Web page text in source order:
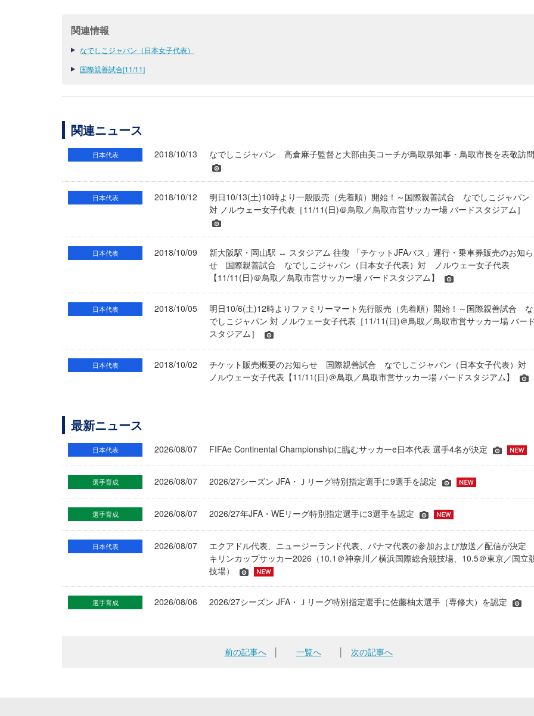
関連情報
なでしこジャパン（日本女子代表）
国際親善試合[11/11]
関連ニュース
日本代表 2018/10/13 なでしこジャパン 高倉麻子監督と大部由美コーチが鳥取県知事・鳥取市長を表敬訪問
日本代表 2018/10/12
明日10/13(土)10時より一般販売（先着順）開始！～国際親善試合 なでしこジャパン
対 ノルウェー女子代表［11/11(日)＠鳥取／鳥取市営サッカー場 バードスタジアム］
日本代表 2018/10/09
新大阪駅・岡山駅 ↔ スタジアム 往復 「チケットJFAバス」運行・乗車券販売のお知ら
せ 国際親善試合 なでしこジャパン（日本女子代表）対 ノルウェー女子代表
【11/11(日)＠鳥取／鳥取市営サッカー場 バードスタジアム】
日本代表 2018/10/05
明日10/6(土)12時よりファミリーマート先行販売（先着順）開始！～国際親善試合 な
でしこジャパン 対 ノルウェー女子代表［11/11(日)＠鳥取／鳥取市営サッカー場 バー
スタジアム］
日本代表 2018/10/02
チケット販売概要のお知らせ 国際親善試合 なでしこジャパン（日本女子代表）対
ノルウェー女子代表【11/11(日)＠鳥取／鳥取市営サッカー場 バードスタジアム】
最新ニュース
日本代表 2026/08/07 FIFAe Continental Championshipに臨むサッカーe日本代表 選手4名が決定
選手育成 2026/08/07 2026/27シーズン JFA・Ｊリーグ特別指定選手に9選手を認定
選手育成 2026/08/07 2026/27年JFA・WEリーグ特別指定選手に3選手を認定
日本代表 2026/08/07
エクアドル代表、ニュージーランド代表、パナマ代表の参加および放送／配信が決定
キリンカップサッカー2026（10.1＠神奈川／横浜国際総合競技場、10.5＠東京／国立
技場）
選手育成 2026/08/06 2026/27シーズン JFA・Ｊリーグ特別指定選手に佐藤柚太選手（専修大）を認定
前の記事へ│ 一覧へ 次の記事へ